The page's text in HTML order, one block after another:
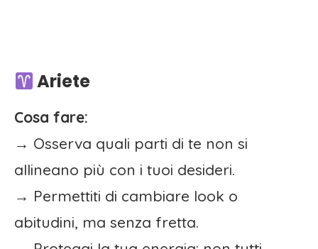
Ariete
Cosa fare:
→ Osserva quali parti di te non si
allineano più con i tuoi desideri.
→ Permettiti di cambiare look o
abitudini, ma senza fretta.